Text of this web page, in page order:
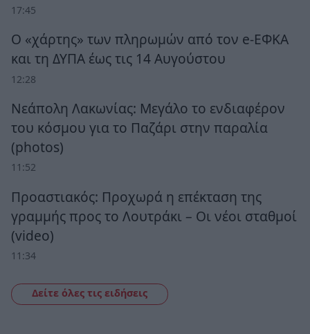
17:45
Ο «χάρτης» των πληρωμών από τον e-ΕΦΚΑ
και τη ΔΥΠΑ έως τις 14 Αυγούστου
12:28
Νεάπολη Λακωνίας: Μεγάλο το ενδιαφέρον
του κόσμου για το Παζάρι στην παραλία
(photos)
11:52
Προαστιακός: Προχωρά η επέκταση της
γραμμής προς το Λουτράκι – Οι νέοι σταθμοί
(video)
11:34
Δείτε όλες τις ειδήσεις